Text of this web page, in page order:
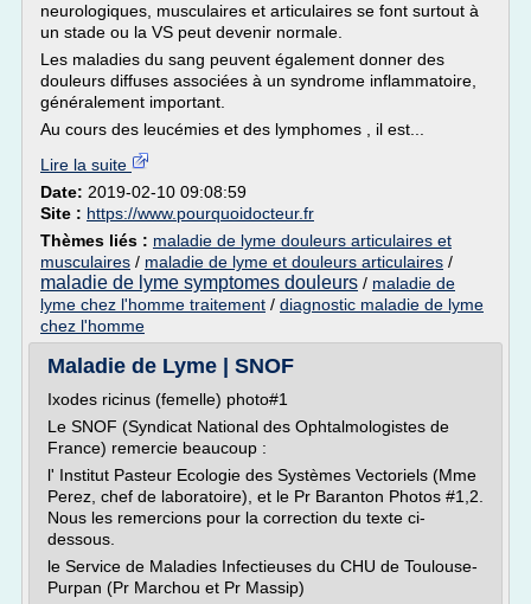
neurologiques, musculaires et articulaires se font surtout à
un stade ou la VS peut devenir normale.
Les maladies du sang peuvent également donner des
douleurs diffuses associées à un syndrome inflammatoire,
généralement important.
Au cours des leucémies et des lymphomes , il est...
Lire la suite
Date: 2019-02-10 09:08:59
Site : https://www.pourquoidocteur.fr
Thèmes liés : maladie de lyme douleurs articulaires et
musculaires / maladie de lyme et douleurs articulaires /
maladie de lyme symptomes douleurs / maladie de
lyme chez l'homme traitement / diagnostic maladie de lyme
chez l'homme
Maladie de Lyme | SNOF
Ixodes ricinus (femelle) photo#1
Le SNOF (Syndicat National des Ophtalmologistes de
France) remercie beaucoup :
l' Institut Pasteur Ecologie des Systèmes Vectoriels (Mme
Perez, chef de laboratoire), et le Pr Baranton Photos #1,2.
Nous les remercions pour la correction du texte ci-
dessous.
le Service de Maladies Infectieuses du CHU de Toulouse-
Purpan (Pr Marchou et Pr Massip)